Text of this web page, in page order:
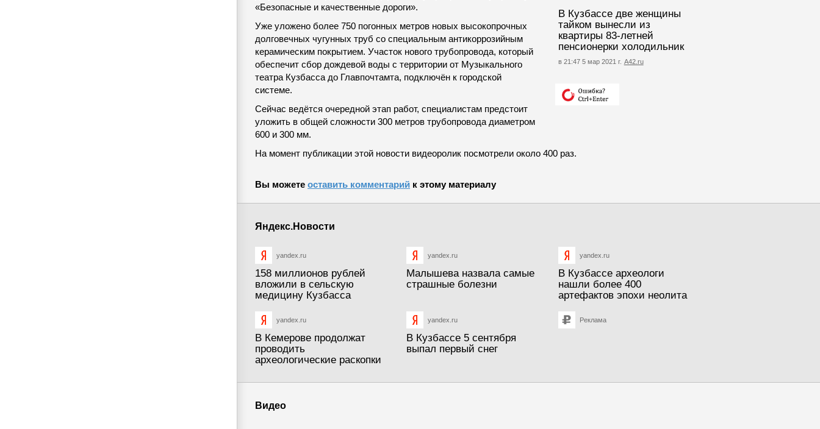
В Кузбассе две женщины
тайком вынесли из
квартиры 83-летней
пенсионерки холодильник
в 21:47 5 мар 2021 г. А42.ru
«Безопасные и качественные дороги».
Уже уложено более 750 погонных метров новых высокопрочных
долговечных чугунных труб со специальным антикоррозийным
керамическим покрытием. Участок нового трубопровода, который
обеспечит сбор дождевой воды с территории от Музыкального
театра Кузбасса до Главпочтамта, подключён к городской
системе.
Сейчас ведётся очередной этап работ, специалистам предстоит
уложить в общей сложности 300 метров трубопровода диаметром
600 и 300 мм.
На момент публикации этой новости видеоролик посмотрели около 400 раз.
Вы можете оставить комментарий к этому материалу
Яндекс.Новости
yandex.ru
158 миллионов рублей
вложили в сельскую
медицину Кузбасса
yandex.ru
Малышева назвала самые
страшные болезни
yandex.ru
В Кузбассе археологи
нашли более 400
артефактов эпохи неолита
yandex.ru
В Кемерове продолжат
проводить
археологические раскопки
yandex.ru
В Кузбассе 5 сентября
выпал первый снег
Реклама
Видео